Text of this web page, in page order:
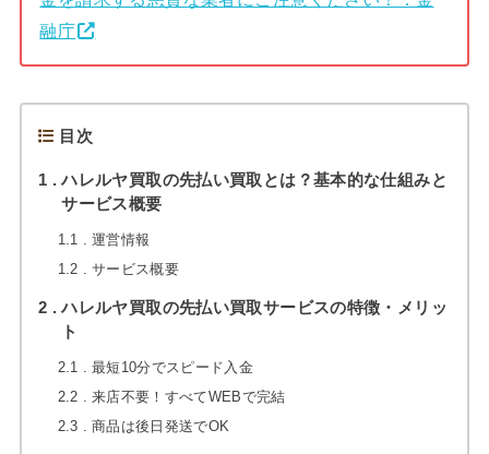
融庁
目次
1
ハレルヤ買取の先払い買取とは？基本的な仕組みと
サービス概要
1.1
運営情報
1.2
サービス概要
2
ハレルヤ買取の先払い買取サービスの特徴・メリッ
ト
2.1
最短10分でスピード入金
2.2
来店不要！すべてWEBで完結
2.3
商品は後日発送でOK